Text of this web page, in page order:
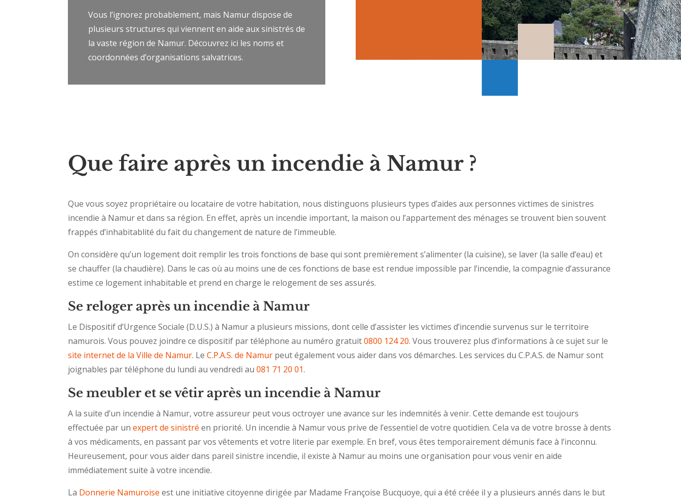
Vous l’ignorez probablement, mais Namur dispose de
plusieurs structures qui viennent en aide aux sinistrés de
la vaste région de Namur. Découvrez ici les noms et
coordonnées d’organisations salvatrices.
Que faire après un incendie à Namur ?
Que vous soyez propriétaire ou locataire de votre habitation, nous distinguons plusieurs types d’aides aux personnes victimes de sinistres
incendie à Namur et dans sa région. En effet, après un incendie important, la maison ou l’appartement des ménages se trouvent bien souvent
frappés d’inhabitablité du fait du changement de nature de l’immeuble.
On considère qu’un logement doit remplir les trois fonctions de base qui sont premièrement s’alimenter (la cuisine), se laver (la salle d’eau) et
se chauffer (la chaudière). Dans le cas où au moins une de ces fonctions de base est rendue impossible par l’incendie, la compagnie d’assurance
estime ce logement inhabitable et prend en charge le relogement de ses assurés.
Se reloger après un incendie à Namur
Le Dispositif d’Urgence Sociale (D.U.S.) à Namur a plusieurs missions, dont celle d’assister les victimes d’incendie survenus sur le territoire
namurois. Vous pouvez joindre ce dispositif par téléphone au numéro gratuit0800 124 20. Vous trouverez plus d’informations à ce sujet sur le
site internet de la Ville de Namur. LeC.P.A.S. de Namur peut également vous aider dans vos démarches. Les services du C.P.A.S. de Namur sont
joignables par téléphone du lundi au vendredi au081 71 20 01.
Se meubler et se vêtir après un incendie à Namur
A la suite d’un incendie à Namur, votre assureur peut vous octroyer une avance sur les indemnités à venir. Cette demande est toujours
effectuée par unexpert de sinistré en priorité. Un incendie à Namur vous prive de l’essentiel de votre quotidien. Cela va de votre brosse à dents
à vos médicaments, en passant par vos vêtements et votre literie par exemple. En bref, vous êtes temporairement démunis face à l’inconnu.
Heureusement, pour vous aider dans pareil sinistre incendie, il existe à Namur au moins une organisation pour vous venir en aide
immédiatement suite à votre incendie.
La Donnerie Namuroise est une initiative citoyenne dirigée par Madame Françoise Bucquoye, qui a été créée il y a plusieurs annés dans le but